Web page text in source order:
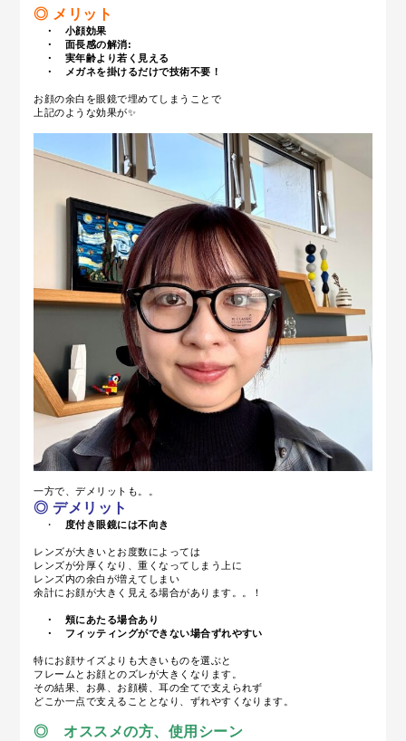
◎ メリット
・ 小顔効果
・ 面長感の解消:
・ 実年齢より若く見える
・ メガネを掛けるだけで技術不要！
お顔の余白を眼鏡で埋めてしまうことで
上記のような効果が✨
一方で、デメリットも。。
◎ デメリット
・ 度付き眼鏡には不向き
レンズが大きいとお度数によっては
レンズが分厚くなり、重くなってしまう上に
レンズ内の余白が増えてしまい
余計にお顔が大きく見える場合があります。。！
・ 頬にあたる場合あり
・ フィッティングができない場合ずれやすい
特にお顔サイズよりも大きいものを選ぶと
フレームとお顔とのズレが大きくなります。
その結果、お鼻、お顔横、耳の全てで支えられず
どこか一点で支えることとなり、ずれやすくなります。
◎ オススメの方、使用シーン